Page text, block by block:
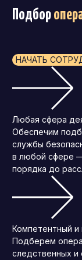
Подбор
НАЧАТЬ
Любая сфера
Обеспечим
службы
в любой сфере
порядка до
Компетентный
Подберем
следственных и